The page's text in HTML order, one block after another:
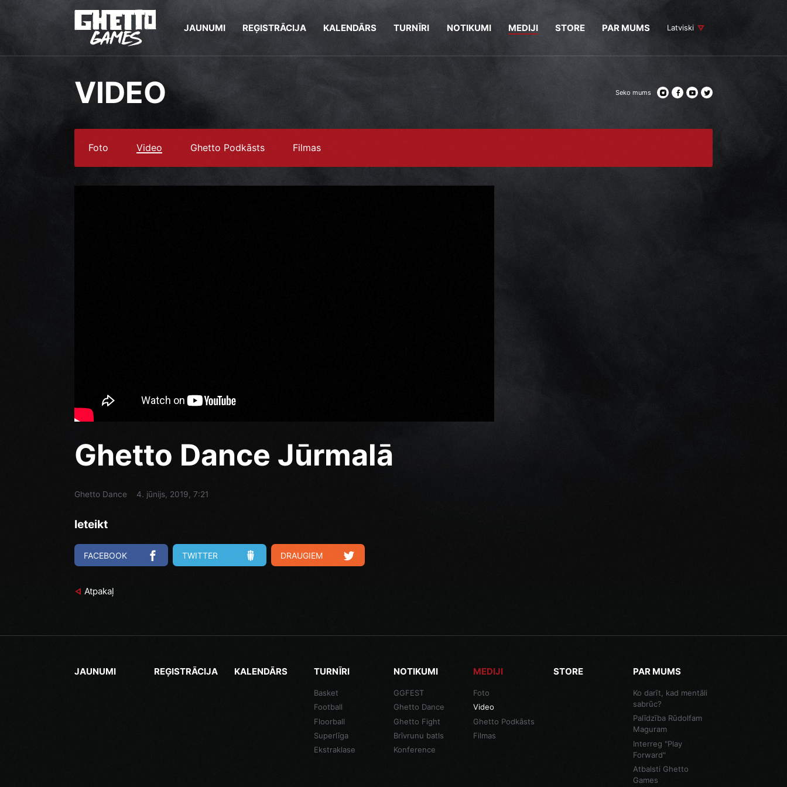
JAUNUMI REĢISTRĀCIJA KALENDĀRS TURNĪRI NOTIKUMI MEDIJI STORE PAR MUMS Latviski
VIDEO Seko mums
Foto Video Ghetto Podkāsts Filmas
Ghetto Dance Jūrmalā
Ghetto Dance 4. jūnijs, 2019, 7:21
Ieteikt
FACEBOOK TWITTER DRAUGIEM
Atpakaļ
JAUNUMI REĢISTRĀCIJA KALENDĀRS TURNĪRI
Basket
Football
Floorball
Superlīga
Ekstraklase
NOTIKUMI
GGFEST
Ghetto Dance
Ghetto Fight
Brīvrunu batls
Konference
MEDIJI
Foto
Video
Ghetto Podkāsts
Filmas
STORE PAR MUMS
Ko darīt, kad mentāli
sabrūc?
Palīdzība Rūdolfam
Maguram
Interreg "Play
Forward"
Atbalsti Ghetto
Games